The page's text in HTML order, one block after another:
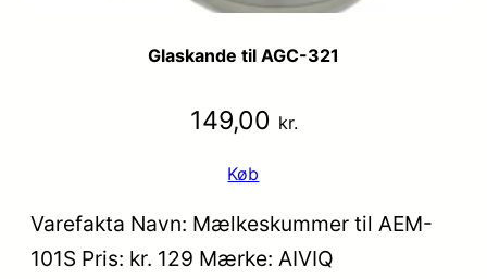
Glaskande til AGC-321
149,00 kr.
Køb
Varefakta Navn: Mælkeskummer til AEM-
101S Pris: kr. 129 Mærke: AIVIQ